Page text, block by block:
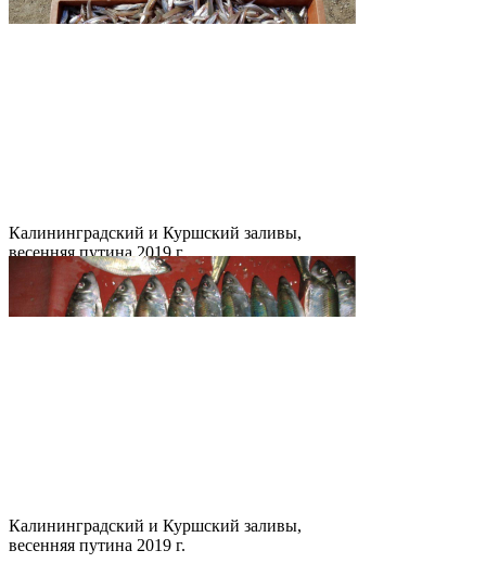
Калининградский и Куршский заливы,
весенняя путина 2019 г.
Калининградский и Куршский заливы,
весенняя путина 2019 г.